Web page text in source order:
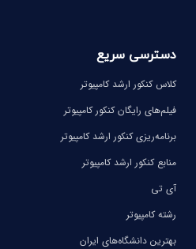
دسترسی سریع
کلاس کنکور ارشد کامپیوتر
فیلم‌های رایگان کنکور کامپیوتر
برنامه‌ریزی کنکور ارشد کامپیوتر
منابع کنکور ارشد کامپیوتر
آی تی
رشته کامپیوتر
بهترین دانشگاه‌های ایران